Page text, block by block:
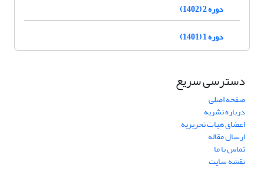
دوره 2 (1402)
دوره 1 (1401)
دسترسی سریع
صفحه اصلی
درباره نشریه
اعضای هیات تحریریه
ارسال مقاله
تماس با ما
نقشه سایت